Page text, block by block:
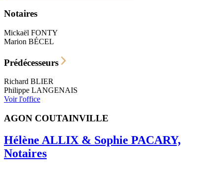
Notaires
Mickaël FONTY
Marion BÉCEL
Prédécesseurs
Richard BLIER
Philippe LANGENAIS
Voir l'office
AGON COUTAINVILLE
Hélène ALLIX & Sophie PACARY,
Notaires